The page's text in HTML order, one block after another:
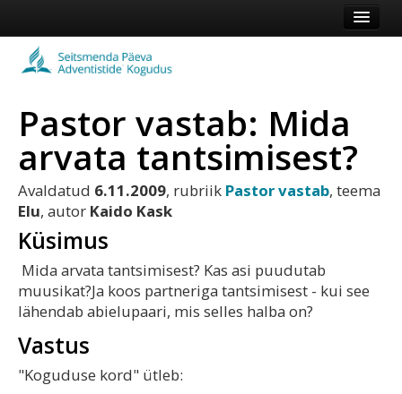
Koduleht
Vaata veel
Logi sisse või registreeru
Pastor vastab: Mida
arvata tantsimisest?
Avaldatud 6.11.2009, rubriik Pastor vastab, teema
Elu, autor Kaido Kask
Küsimus
Mida arvata tantsimisest? Kas asi puudutab
muusikat?Ja koos partneriga tantsimisest - kui see
lähendab abielupaari, mis selles halba on?
Vastus
"Koguduse kord" ütleb: